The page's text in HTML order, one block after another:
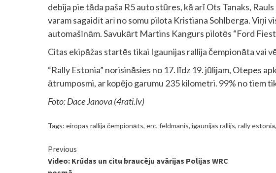
debija pie tāda paša R5 auto stūres, kā arī Ots Tanaks,
varam sagaidīt arī no somu pilota Kristiana Sohlberga. Viņi
automašīnām. Savukārt Martins Kangurs pilotēs “Ford
Citas ekipāžas startēs tikai Igaunijas rallija čempionāta vai
“Rally Estonia” norisināsies no 17. līdz 19. jūlijam, Otepes
ātrumposmi, ar kopējo garumu 235 kilometri. 99% no tiem
Foto: Dace Janova (4rati.lv)
Tags: eiropas rallija čempionāts, erc, feldmanis, igaunijas rallijs, rally estonia,
Continue
Reading
Previous
Video: Krūdas un citu braucēju avārijas Polijas WRC